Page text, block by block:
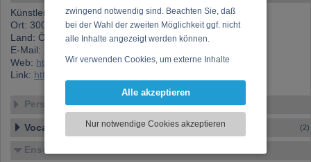
zwingend notwendig sind. Beachten Sie, daß
bei der Wahl der zweiten Möglichkeit ggf. nicht
alle Inhalte angezeigt werden können.
Wir verwenden Cookies, um externe Inhalte
Funktionen für soziale Medien anbieten zu
zu analysieren. Dabei werden ggf.
Informationen zu Ihrer Verwendung unserer
soziale Medien, Werbung und Analysen
Alle akzeptieren
Nur notwendige Cookies akzeptieren
Künstlername: Krämer, Árpád
Ort: 3003 Gablitz
Land: Österreich
E-Mail:
Web: http://www.arpad-kraemer.com
Link: https://www.musikergilde.at/mitglied/2671.htm
Personen-Details
Vocal – Instrumental – Komposition... (2)
Ensembles